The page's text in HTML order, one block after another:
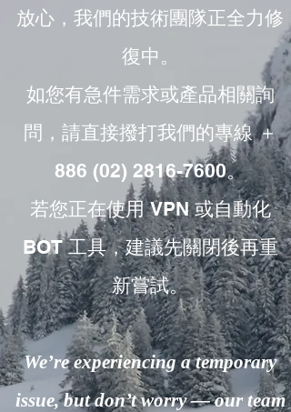
放心，我們的技術團隊正全力修
復中。
如您有急件需求或產品相關詢
問，請直接撥打我們的專線 ＋
886 (02) 2816-7600。
若您正在使用 VPN 或自動化
BOT 工具，建議先關閉後再重
新嘗試。
We’re experiencing a temporary
issue, but don’t worry — our team